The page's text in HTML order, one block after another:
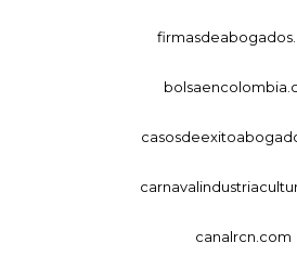
canalrcn.com